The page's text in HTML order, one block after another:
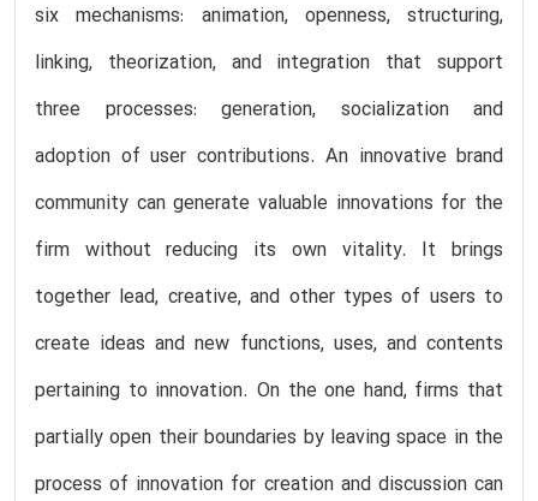
six mechanisms: animation, openness, structuring,
linking, theorization, and integration that support
three processes: generation, socialization and
adoption of user contributions. An innovative brand
community can generate valuable innovations for the
firm without reducing its own vitality. It brings
together lead, creative, and other types of users to
create ideas and new functions, uses, and contents
pertaining to innovation. On the one hand, firms that
partially open their boundaries by leaving space in the
process of innovation for creation and discussion can